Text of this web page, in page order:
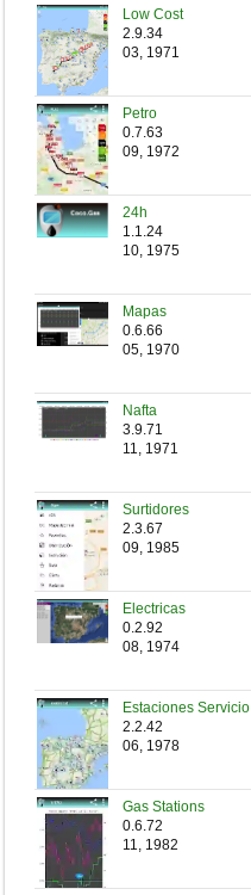
Low Cost
2.9.34
03, 1971
Petro
0.7.63
09, 1972
24h
1.1.24
10, 1975
Mapas
0.6.66
05, 1970
Nafta
3.9.71
11, 1971
Surtidores
2.3.67
09, 1985
Electricas
0.2.92
08, 1974
Estaciones Servicio
2.2.42
06, 1978
Gas Stations
0.6.72
11, 1982